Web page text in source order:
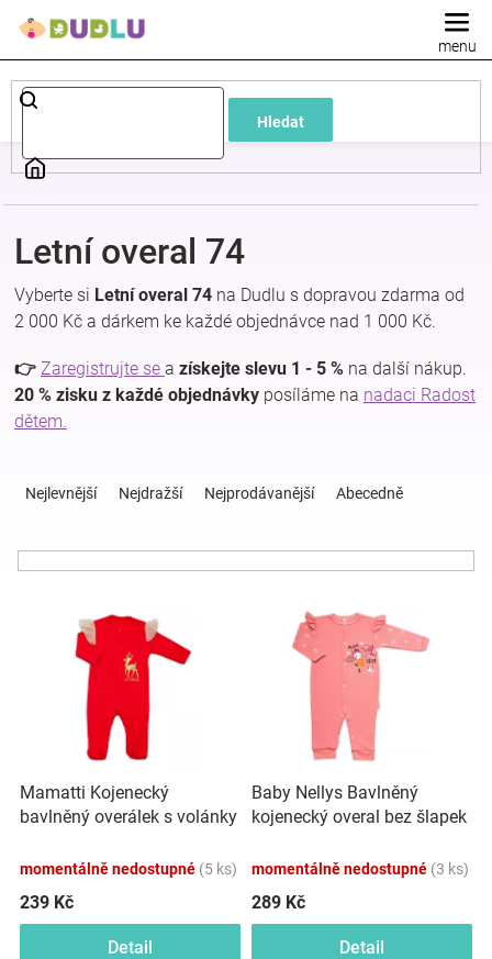
Hledat
Dětské
a
kojenecké
oblečení
Pokojíček
a
kojenecká
výbava
Hračky
oblečení
Letní overal 74
Vyberte si Letní overal 74 na Dudlu s dopravou zdarma od
2 000 Kč a dárkem ke každé objednávce nad 1 000 Kč.
👉 Zaregistrujte se a získejte slevu 1 - 5 % na další nákup.
20 % zisku z každé objednávky posíláme na nadaci Radost
dětem.
ů
Nejlevnější Nejdražší Nejprodávanější Abecedně
o
d
u
t
ů
Mamatti Kojenecký
bavlněný overálek s volánky
momentálně nedostupné (5 ks)
239 Kč
Detail
Baby Nellys Bavlněný
kojenecký overal bez šlapek
momentálně nedostupné (3 ks)
289 Kč
Detail